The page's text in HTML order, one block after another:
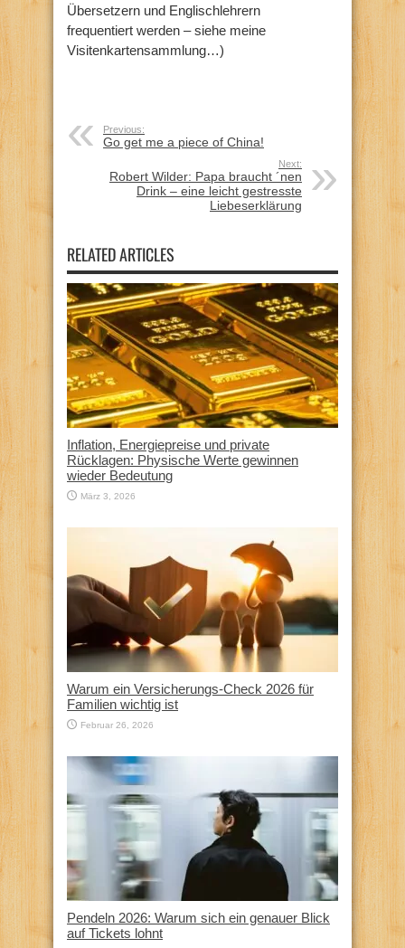
Übersetzern und Englischlehrern
frequentiert werden – siehe meine
Visitenkartensammlung…)
Previous:
Go get me a piece of China!
Next:
Robert Wilder: Papa braucht ´nen
Drink – eine leicht gestresste
Liebeserklärung
RELATED ARTICLES
Inflation, Energiepreise und private
Rücklagen: Physische Werte gewinnen
wieder Bedeutung
März 3, 2026
Warum ein Versicherungs-Check 2026 für
Familien wichtig ist
Februar 26, 2026
Pendeln 2026: Warum sich ein genauer Blick
auf Tickets lohnt